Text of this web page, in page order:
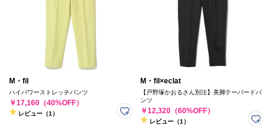
M・fil
ハイパワーストレッチパンツ
￥17,160（40%OFF）
レビュー（1）
M・fil×eclat
【戸野塚かおるさん別注】美脚テーパードパ
ンツ
￥12,320（60%OFF）
レビュー（1）